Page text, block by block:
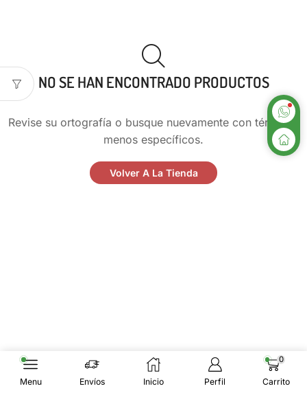
NO SE HAN ENCONTRADO PRODUCTOS
Revise su ortografía o busque nuevamente con términos
menos específicos.
Volver A La Tienda
Menu Envíos Inicio Perfil
0
Carrito